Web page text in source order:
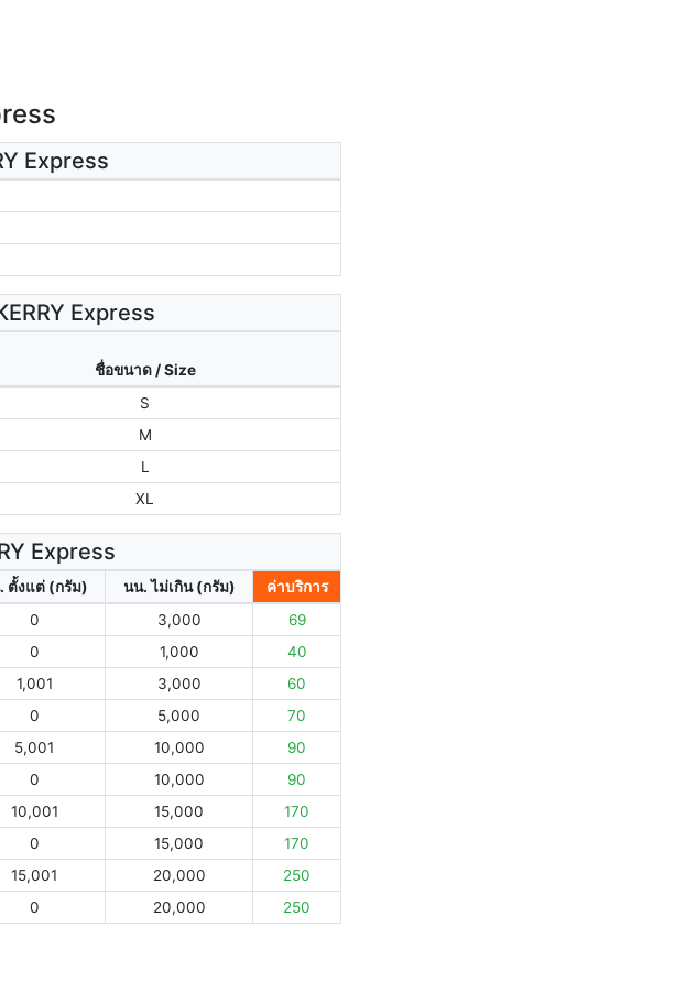
Express
Express
ชื่อขนาด / Size
S
M
L
XL
Express
ตั้งแต่ (กรัม) นน. ไม่เกิน (กรัม)
ค่าบริการ
0 3,000
69
0 1,000
40
1,001 3,000
60
0 5,000
70
5,001 10,000
90
0 10,000
90
10,001 15,000
170
0 15,000
170
15,001 20,000
250
0 20,000 250